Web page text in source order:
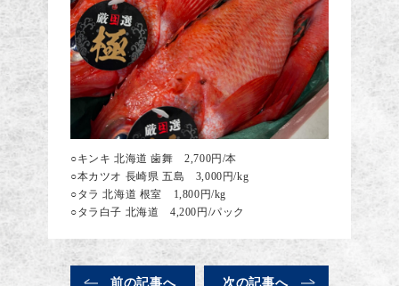
○キンキ 北海道 歯舞 2,700円/本
○本カツオ 長崎県 五島 3,000円/kg
○タラ 北海道 根室 1,800円/kg
○タラ白子 北海道 4,200円/パック
前の記事へ 次の記事へ